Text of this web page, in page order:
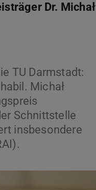
Dr. Michał
TU Darmstadt:
Michał
Schnittstelle
insbesondere